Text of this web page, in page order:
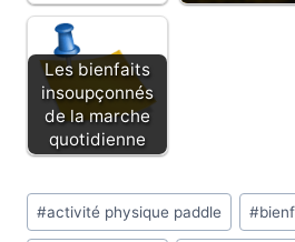
Les bienfaits
insoupçonnés
de la marche
quotidienne
Étiquettes
de
#activité physique paddle #